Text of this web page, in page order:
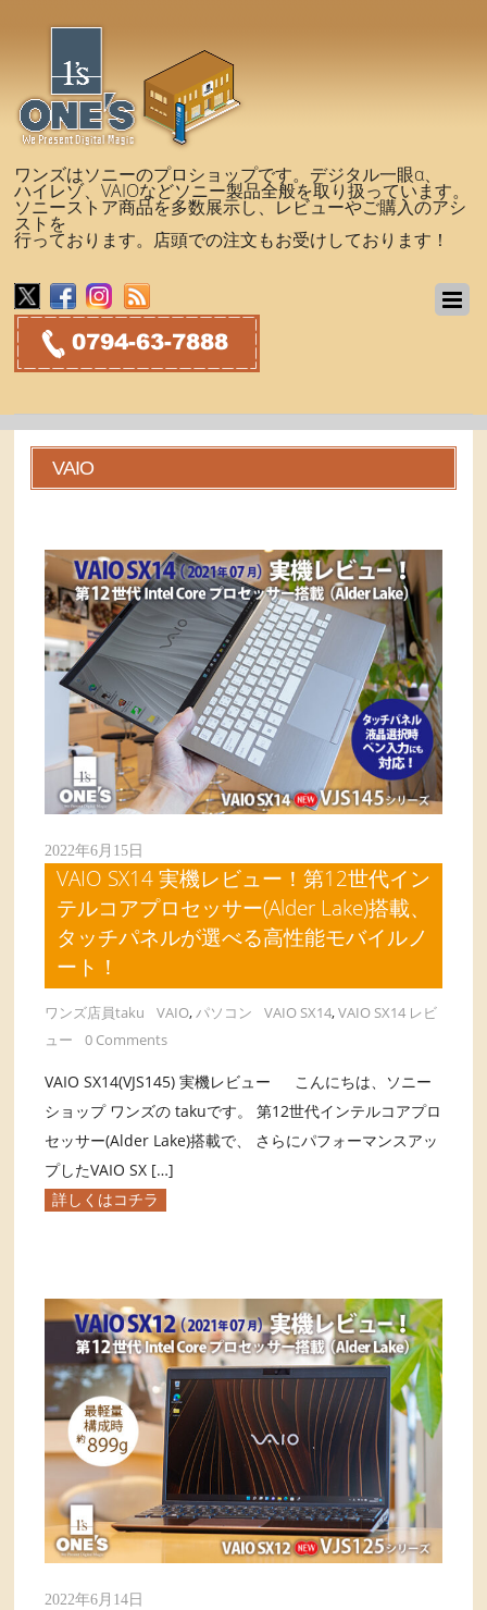
ワンズはソニーのプロショップです。デジタル一眼α、
ハイレゾ、VAIOなどソニー製品全般を取り扱っています。
ソニーストア商品を多数展示し、レビューやご購入のアシ
ストを
行っております。店頭での注文もお受けしております！
VAIO
2022年6月15日
VAIO SX14 実機レビュー！第12世代イン
テルコアプロセッサー(Alder Lake)搭載、
タッチパネルが選べる高性能モバイルノ
ート！
ワンズ店員taku VAIO,パソコン VAIO SX14,VAIO SX14 レビ
ュー
0 Comments
VAIO SX14(VJS145) 実機レビュー こんにちは、ソニー
ショップ ワンズの takuです。 第12世代インテルコアプロ
セッサー(Alder Lake)搭載で、 さらにパフォーマンスアッ
プしたVAIO SX […]
詳しくはコチラ
2022年6月14日